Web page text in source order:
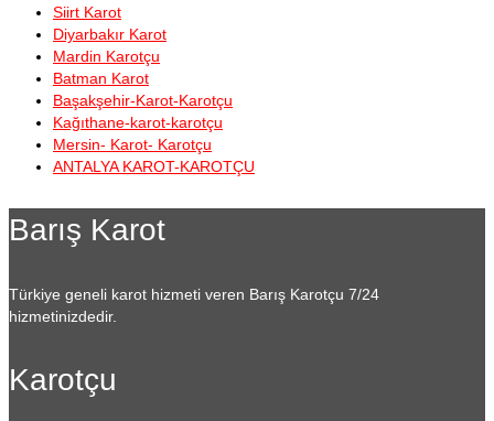
Siirt Karot
Diyarbakır Karot
Mardin Karotçu
Batman Karot
Başakşehir-Karot-Karotçu
Kağıthane-karot-karotçu
Mersin- Karot- Karotçu
ANTALYA KAROT-KAROTÇU
Barış Karot
Türkiye geneli karot hizmeti veren Barış Karotçu 7/24
hizmetinizdedir.
Karotçu